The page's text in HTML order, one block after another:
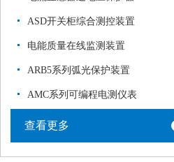
ASD开关柜综合测控装置
电能质量在线监测装置
ARB5系列弧光保护装置
AMC系列可编程电测仪表
查看更多